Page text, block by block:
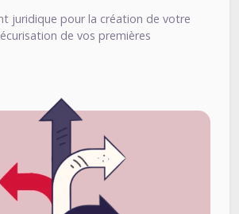
juridique pour la création de votre
de vos premières